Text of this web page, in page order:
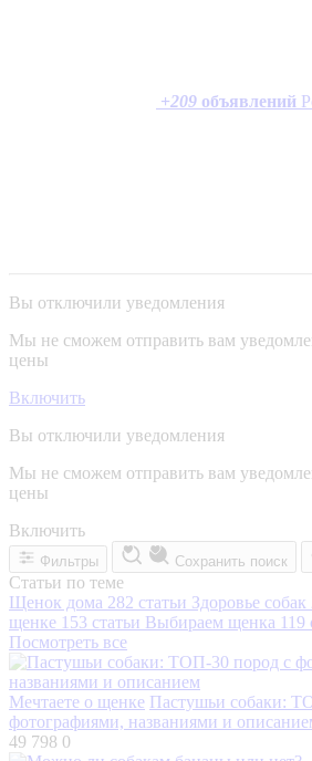
+209 объявлений
Вы отключили уведомления
Мы не сможем отправить вам
цены
Включить
Вы отключили уведомления
Мы не сможем отправить вам
цены
Включить
Фильтры Сохранить поиск
Статьи по теме
Щенок дома 282 статьи Здоровье собак
щенке 153 статьи Выбираем щенка 119
Посмотреть все
Мечтаете о щенке Пастушьи собаки:
фотографиями, названиями и
49 798 0